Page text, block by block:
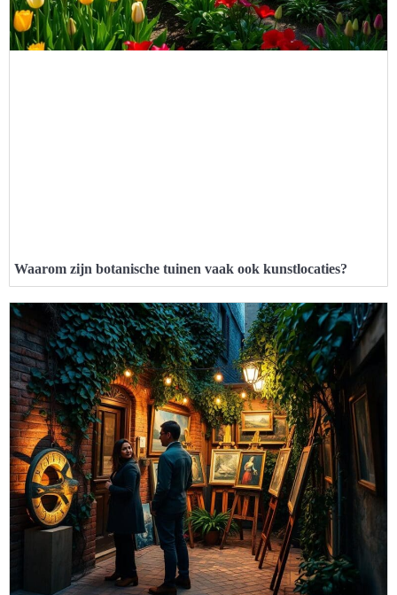
Waarom zijn botanische tuinen vaak ook kunstlocaties?